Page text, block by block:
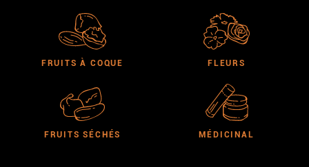
FRUITS À COQUE FLEURS
FRUITS SÉCHÉS MÉDICINAL